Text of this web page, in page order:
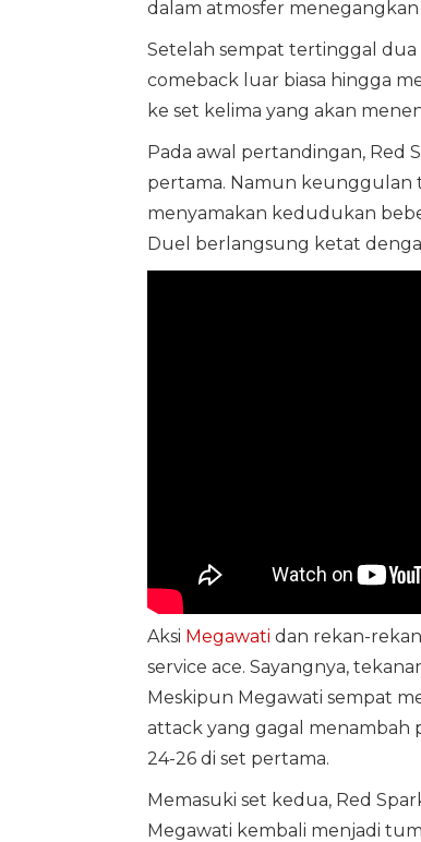
dalam atmosfer
Setelah sempat tertinggal
comeback luar biasa hingga
ke set kelima yang akan
Pada awal pertandingan, Red
pertama. Namun keunggulan
menyamakan kedudukan
Duel berlangsung ketat
Aksi Megawati dan rekan-
service ace. Sayangnya,
Meskipun Megawati sempat
attack yang gagal menambah
24-26 di set pertama.
Memasuki set kedua, Red
Megawati kembali menjadi